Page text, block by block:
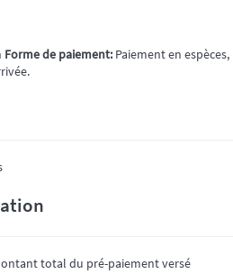
Forme de paiement: Paiement en espèces,
total du pré-paiement versé